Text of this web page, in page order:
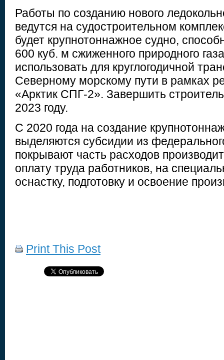
Работы по созданию нового
ведутся на судостроительном
будет крупнотоннажное судно,
600 куб. м сжиженного природного
использовать для круглогодичной
Северному морскому пути в рамках
«Арктик СПГ-2». Завершить
2023 году.
С 2020 года на создание
выделяются субсидии из
покрывают часть расходов
оплату труда работников, на
оснастку, подготовку и освоение
Print This Post